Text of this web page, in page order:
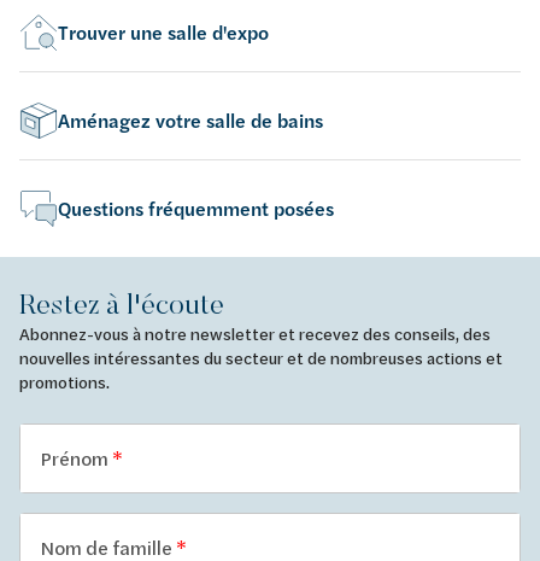
Trouver une salle d'expo
Aménagez votre salle de bains
Questions fréquemment posées
Restez à l'écoute
Abonnez-vous à notre newsletter et recevez des conseils, des
nouvelles intéressantes du secteur et de nombreuses actions et
promotions.
Prénom
Nom de famille